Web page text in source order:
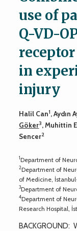
use of
Q-VD-
in
injury
Halil Can1, Aydın
Göker3, Muhittin
Sencer2
1Department of
2Department of
of Medicine,
3Department of
4Department of
Research Hospital,